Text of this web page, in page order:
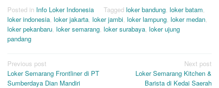
Posted in Info Loker Indonesia Tagged loker bandung, loker batam,
loker indonesia, loker jakarta, loker jambi, loker lampung, loker medan,
loker pekanbaru, loker semarang, loker surabaya, loker ujung
pandang
Post
navigation
Previous post
Loker Semarang Frontliner di PT
Sumberdaya Dian Mandiri
Next post
Loker Semarang Kitchen &
Barista di Kedai Saerah